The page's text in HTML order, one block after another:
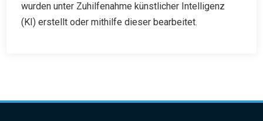
wurden unter Zuhilfenahme künstlicher Intelligenz
(KI) erstellt oder mithilfe dieser bearbeitet.